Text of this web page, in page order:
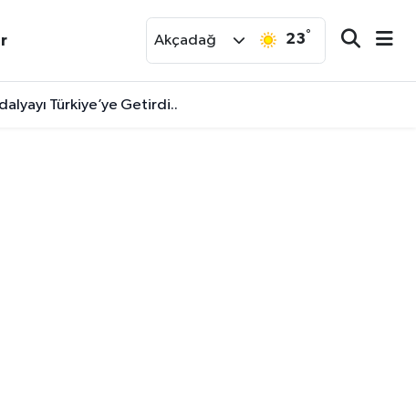
Akçadağ 23°
Türkiye’ye Getirdi..